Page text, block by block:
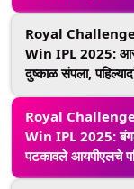
केले आपल्या नावावर
Royal
Win IPL 2025:
दुष्काळ संपला,
आयपीएल ट्राॅफी;
साजरा केला आनंद
Royal
Win IPL 2025:
पटकावले आयपीएलचे
माल्याने दिल्या शुभेच्छा!